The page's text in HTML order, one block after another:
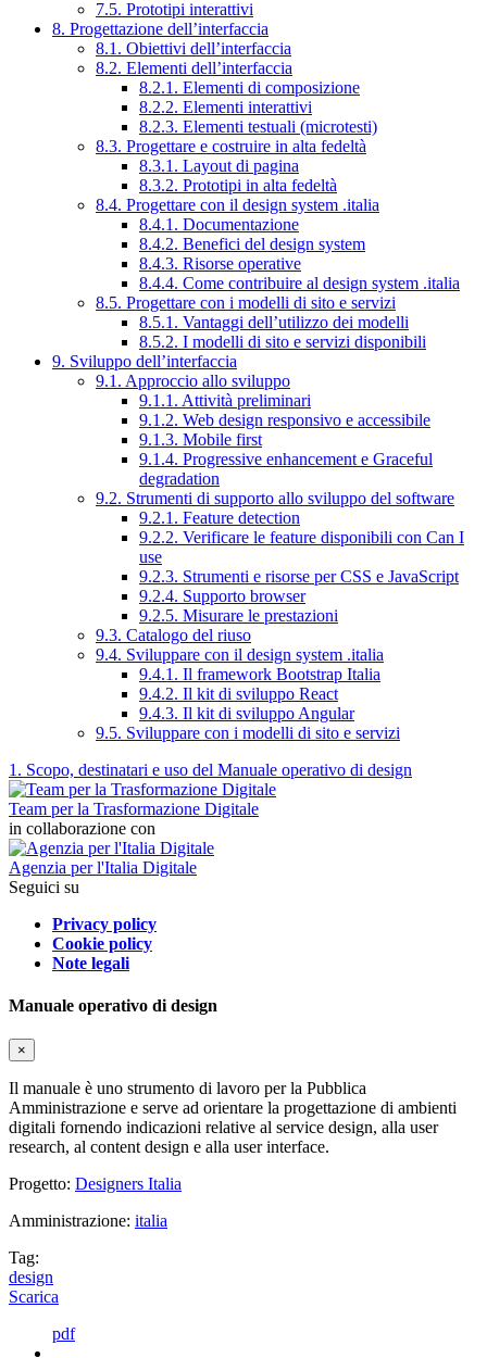
7.5. Prototipi interattivi
8. Progettazione dell’interfaccia
8.1. Obiettivi dell’interfaccia
8.2. Elementi dell’interfaccia
8.2.1. Elementi di composizione
8.2.2. Elementi interattivi
8.2.3. Elementi testuali (microtesti)
8.3. Progettare e costruire in alta fedeltà
8.3.1. Layout di pagina
8.3.2. Prototipi in alta fedeltà
8.4. Progettare con il design system .italia
8.4.1. Documentazione
8.4.2. Benefici del design system
8.4.3. Risorse operative
8.4.4. Come contribuire al design system .italia
8.5. Progettare con i modelli di sito e servizi
8.5.1. Vantaggi dell’utilizzo dei modelli
8.5.2. I modelli di sito e servizi disponibili
9. Sviluppo dell’interfaccia
9.1. Approccio allo sviluppo
9.1.1. Attività preliminari
9.1.2. Web design responsivo e accessibile
9.1.3. Mobile first
9.1.4. Progressive enhancement e Graceful
degradation
9.2. Strumenti di supporto allo sviluppo del software
9.2.1. Feature detection
9.2.2. Verificare le feature disponibili con Can I
use
9.2.3. Strumenti e risorse per CSS e JavaScript
9.2.4. Supporto browser
9.2.5. Misurare le prestazioni
9.3. Catalogo del riuso
9.4. Sviluppare con il design system .italia
9.4.1. Il framework Bootstrap Italia
9.4.2. Il kit di sviluppo React
9.4.3. Il kit di sviluppo Angular
9.5. Sviluppare con i modelli di sito e servizi
1. Scopo, destinatari e uso del Manuale operativo di design
Team per la Trasformazione Digitale
in collaborazione con
Agenzia per l'Italia Digitale
Seguici su
Privacy policy
Cookie policy
Note legali
Manuale operativo di design
×
Il manuale è uno strumento di lavoro per la Pubblica
Amministrazione e serve ad orientare la progettazione di ambienti
digitali fornendo indicazioni relative al service design, alla user
research, al content design e alla user interface.
Progetto: Designers Italia
Amministrazione: italia
Tag:
design
Scarica
pdf